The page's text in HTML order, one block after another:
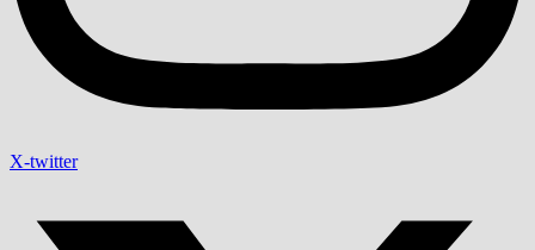
X-twitter